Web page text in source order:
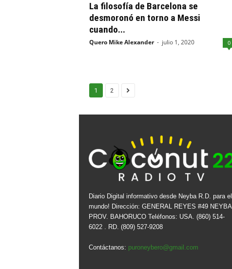
La filosofía de Barcelona se
desmoronó en torno a Messi
cuando...
Quero Mike Alexander - julio 1, 2020 0
1 2
Diario Digital informativo desde Neyba R.D. para el
mundo! Dirección: GENERAL REYES #49 NEYBA
PROV. BAHORUCO Teléfonos: USA. (860) 514-
6022 . RD. (809) 527-9208
Contáctanos: puroneybero@gmail.com